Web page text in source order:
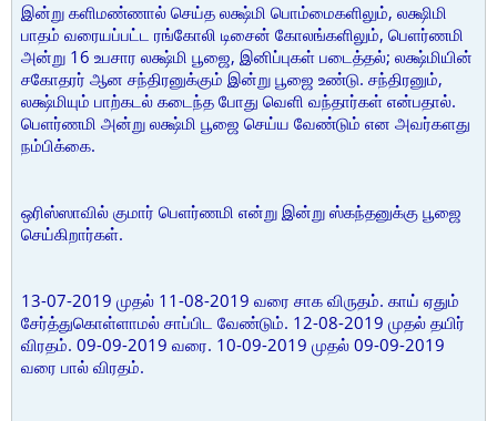
இன்று களிமண்ணால் செய்த லக்ஷ்மி பொம்மைகளிலும், லக்ஷிமி
பாதம் வரையப்பட்ட ரங்கோலி டிசைன் கோலங்களிலும், பெளர்ணமி
அன்று 16 உபசார லக்ஷ்மி பூஜை, இனிப்புகள் படைத்தல்; லக்ஷ்மியின்
சகோதரர் ஆன சந்திரனுக்கும் இன்று பூஜை உண்டு. சந்திரனும்,
லக்ஷ்மியும் பாற்கடல் கடைந்த போது வெளி வந்தார்கள் என்பதால்.
பெளர்ணமி அன்று லக்ஷ்மி பூஜை செய்ய வேண்டும் என அவர்களது
நம்பிக்கை.
ஒரிஸ்ஸாவில் குமார் பெளர்ணமி என்று இன்று ஸ்கந்தனுக்கு பூஜை
செய்கிறார்கள்.
13-07-2019 முதல் 11-08-2019 வரை சாக விருதம். காய் ஏதும்
சேர்த்துகொள்ளாமல் சாப்பிட வேண்டும். 12-08-2019 முதல் தயிர்
விரதம். 09-09-2019 வரை. 10-09-2019 முதல் 09-09-2019
வரை பால் விரதம்.